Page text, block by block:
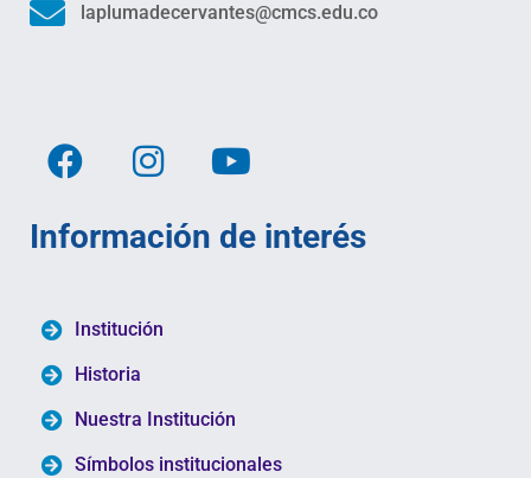
laplumadecervantes@cmcs.edu.co
Información de interés
Institución
Historia
Nuestra Institución
Símbolos institucionales